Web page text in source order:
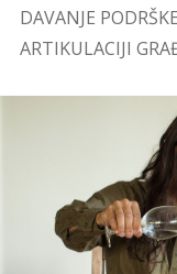
DAVANJE
ARTIKULACIJI